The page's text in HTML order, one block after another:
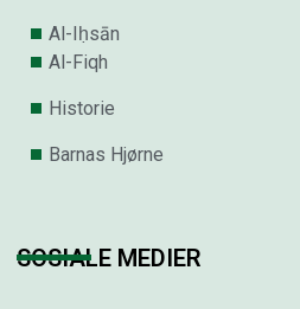
Al-Iḥsān
Al-Fiqh
Historie
Barnas Hjørne
SOSIALE MEDIER